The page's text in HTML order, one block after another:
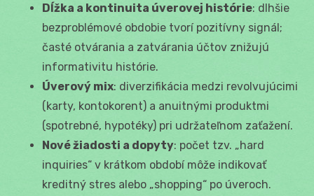
Dĺžka a kontinuita úverovej histórie: dlhšie
bezproblémové obdobie tvorí pozitívny signál;
časté otvárania a zatvárania účtov znižujú
informativitu histórie.
Úverový mix: diverzifikácia medzi revolvujúcimi
(karty, kontokorent) a anuitnými produktmi
(spotrebné, hypotéky) pri udržateľnom zaťažení.
Nové žiadosti a dopyty: počet tzv. „hard
inquiries“ v krátkom období môže indikovať
kreditný stres alebo „shopping“ po úveroch.